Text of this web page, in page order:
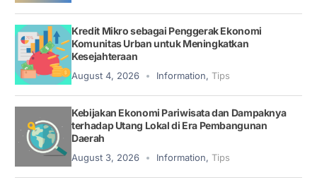
Kredit Mikro sebagai Penggerak Ekonomi
Komunitas Urban untuk Meningkatkan
Kesejahteraan
August 4, 2026 Information, Tips
Kebijakan Ekonomi Pariwisata dan Dampaknya
terhadap Utang Lokal di Era Pembangunan
Daerah
August 3, 2026 Information, Tips